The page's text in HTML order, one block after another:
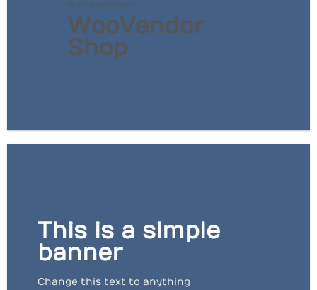
FEATURED VENDOR
Woo Vendor
Shop
This is a simple
banner
Change this text to anything